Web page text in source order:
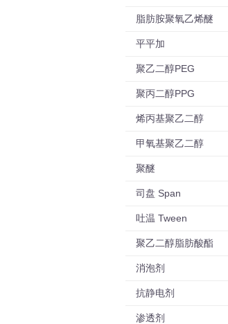
脂肪胺聚氧乙烯醚
平平加
聚乙二醇PEG
聚丙二醇PPG
烯丙基聚乙二醇
甲氧基聚乙二醇
聚醚
司盘 Span
吐温 Tween
聚乙二醇脂肪酸酯
消泡剂
抗静电剂
渗透剂